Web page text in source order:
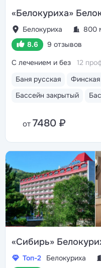
«Белокуриха»
Белокуриха
800
8.6
9 отзывов
Баня русская
Бассейн закрытый
С лечением и без 12
от 7480 ₽
«Сибирь»
Топ-2 Белокуриха